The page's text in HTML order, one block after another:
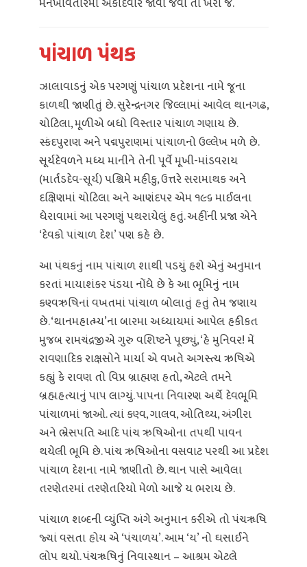
પાંચાળ પંથક
ઝાલાવાડનું એક પરગણું પાંચાળ પ્રદેશના નામે જૂના
કાળથી જાણીતું છે. સુરેન્દ્રનગર જિલ્લામાં આવેલ થાનગઢ,
ચોટિલા, મૂળીએ બધો વિસ્તાર પાંચાળ ગણાય છે.
સ્કંદપુરાણ અને પદ્મપુરાણમાં પાંચાળનો ઉલ્લેખ મળે છે.
સૂર્યદેવળને મધ્ય માનીને તેની પૂર્વે મૂખી-માંડવરાય
(માર્તંડદેવ-સૂર્ય) પશ્ચિમે મહીકુ, ઉત્તરે સરામાથક અને
દક્ષિણમાં ચોટિલા અને આણંદપર એમ ૧૯૬ માઈલના
ધેરાવામાં આ પરગણું પથરાયેલું હતું. અહીંની પ્રજા એને
‘દેવકો પાંચાળ દેશ’ પણ કહે છે.
આ પંથકનું નામ પાંચાળ શાથી પડયું હશે એનું અનુમાન
કરતાં માયાશંકર પંડયા નોંધે છે કે આ ભૂમિનું નામ
કણ્વઋષિનાં વખતમાં પાંચાળ બોલાતું હતું તેમ જણાય
છે. ‘થાનમહાત્મ્ય’ના બારમા અધ્યાયમાં આપેલ હકીકત
મુજબ રામચંદ્રજીએ ગુરુ વશિષ્ટને પૂછ્યું, ‘હે મુનિવર! મેં
રાવણાદિક રાક્ષસોને માર્યા એ વખતે અગસ્ત્ય ઋષિએ
કહ્યું કે રાવણ તો વિપ્ર બ્રાહ્મણ હતો, એટલે તમને
બ્રહ્મહત્યાનું પાપ લાગ્યું. પાપના નિવારણ અર્થે દેવભૂમિ
પાંચાળમાં જાઓ. ત્યાં કણ્વ, ગાલવ, ઓતિથ્ય, અંગીરા
અને ભ્રેસપતિ આદિ પાંચ ઋષિઓના તપથી પાવન
થયેલી ભૂમિ છે. પાંચ ઋષિઓના વસવાટ પરથી આ પ્રદેશ
પાંચાળ દેશના નામે જાણીતો છે. થાન પાસે આવેલા
તરણેતરમાં તરણેતરિયો મેળો આજે ય ભરાય છે.
પાંચાળ શબ્દની વ્યુંપ્તિ અંગે અનુમાન કરીએ તો પંચૠષિ
જ્યાં વસતા હોય એ ‘પંચાળય’. આમ ‘ય’ નો ઘસાઈને
લોપ થયો. પંચૠષિનું નિવાસ્થાન – આશ્રમ એટલે